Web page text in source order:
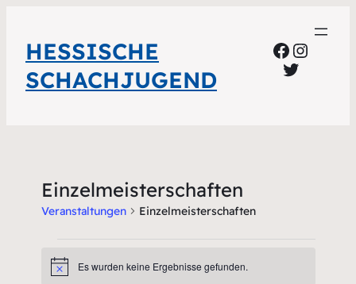
HESSISCHE
SCHACHJUGEND
Twitter
Einzelmeisterschaften
Veranstaltungen Einzelmeisterschaften
Veranstaltungen
HinweisEs wurden keine Ergebnisse gefunden.